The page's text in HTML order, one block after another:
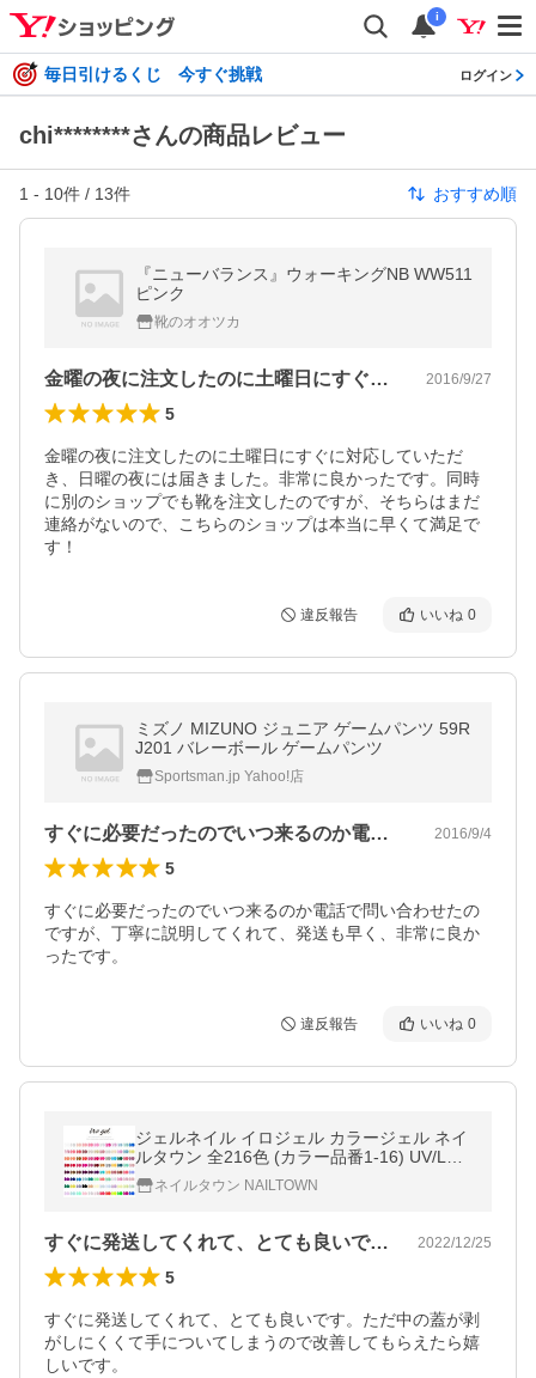
i
毎日引けるくじ 今すぐ挑戦 ログイン
chi********さんの商品レビュー
1 - 10件 / 13件 おすすめ順
『ニューバランス』ウォーキングNB WW511
ピンク
靴のオオツカ
金曜の夜に注文したのに土曜日にすぐに対… 2016/9/27
5
金曜の夜に注文したのに土曜日にすぐに対応していただ
き、日曜の夜には届きました。非常に良かったです。同時
に別のショップでも靴を注文したのですが、そちらはまだ
連絡がないので、こちらのショップは本当に早くて満足で
す！
違反報告 いいね 0
ミズノ MIZUNO ジュニア ゲームパンツ 59R
J201 バレーボール ゲームパンツ
Sportsman.jp Yahoo!店
すぐに必要だったのでいつ来るのか電話で… 2016/9/4
5
すぐに必要だったのでいつ来るのか電話で問い合わせたの
ですが、丁寧に説明してくれて、発送も早く、非常に良か
ったです。
違反報告 いいね 0
ジェルネイル イロジェル カラージェル ネイ
ルタウン 全216色 (カラー品番1-16) UV/LED
対応 ソークオフタイプ 高発色 ムラになりに
くい 約3g
ネイルタウン NAILTOWN
すぐに発送してくれて、とても良いです。… 2022/12/25
5
すぐに発送してくれて、とても良いです。ただ中の蓋が剥
がしにくくて手についてしまうので改善してもらえたら嬉
しいです。